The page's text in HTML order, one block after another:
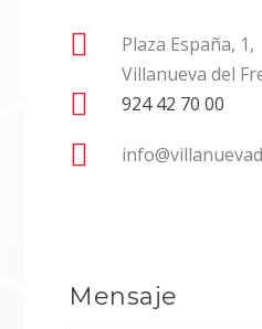

Plaza España, 1,
Villanueva del
 924 42 70 00

Mensaje